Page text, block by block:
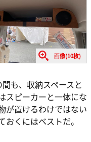
画像(10枚)
も、収納スペースと
スピーカーと一体にな
が置けるわけではない
くにはベストだ。